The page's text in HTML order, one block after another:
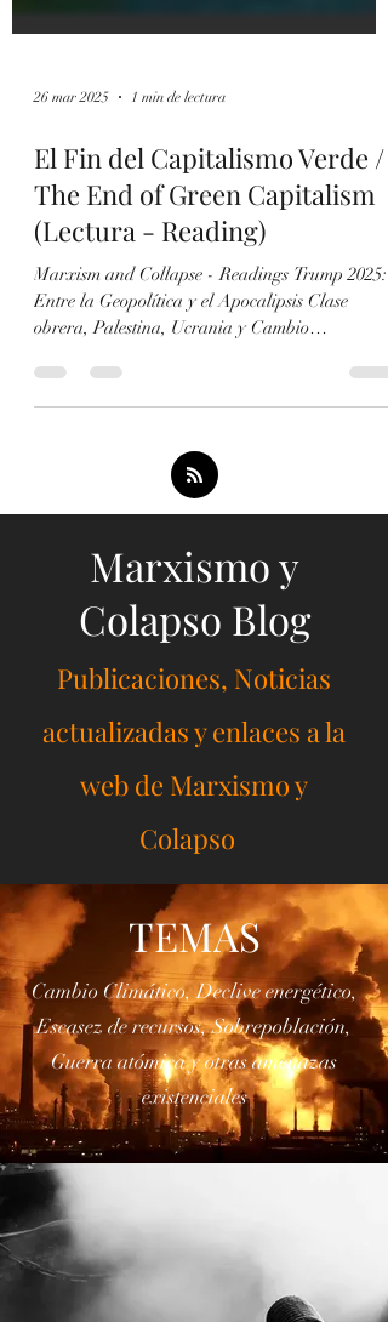
1 min de lectura
El Fin del Capitalismo Verde /
The End of Green Capitalism
(Lectura - Reading)
Entre la Geopolítica y el Apocalipsis Clase
obrera, Palestina, Ucrania y Cambio
Marxismo y
Colapso Blog
Publicaciones, Noticias
actualizadas y enlaces a la
web de Marxismo y
Colapso
TEMAS
Cambio Climático, Declive energético,
Escasez de recursos, Sobrepoblación,
Guerra atómica y otras amenazas